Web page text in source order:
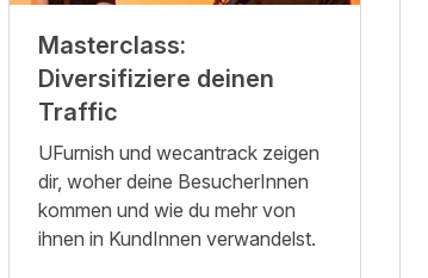
Masterclass:
Diversifiziere deinen
Traffic
UFurnish und wecantrack zeigen
dir, woher deine BesucherInnen
kommen und wie du mehr von
ihnen in KundInnen verwandelst.